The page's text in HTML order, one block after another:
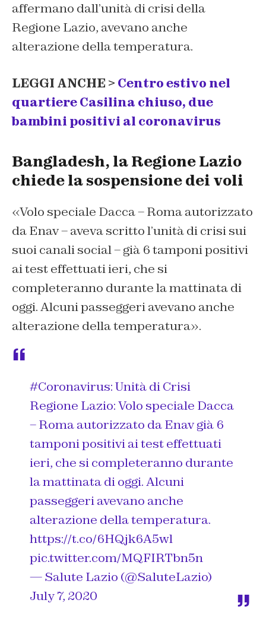
affermano dall’unità di crisi della
Regione Lazio, avevano anche
alterazione della temperatura.
LEGGI ANCHE > Centro estivo nel
quartiere Casilina chiuso, due
bambini positivi al coronavirus
Bangladesh, la Regione Lazio
chiede la sospensione dei voli
«Volo speciale Dacca – Roma autorizzato
da Enav – aveva scritto l’unità di crisi sui
suoi canali social – già 6 tamponi positivi
ai test effettuati ieri, che si
completeranno durante la mattinata di
oggi. Alcuni passeggeri avevano anche
alterazione della temperatura».
#Coronavirus: Unità di Crisi
Regione Lazio: Volo speciale Dacca
– Roma autorizzato da Enav già 6
tamponi positivi ai test effettuati
ieri, che si completeranno durante
la mattinata di oggi. Alcuni
passeggeri avevano anche
alterazione della temperatura.
https://t.co/6HQjk6A5wl
pic.twitter.com/MQFIRTbn5n
— Salute Lazio (@SaluteLazio)
July 7, 2020